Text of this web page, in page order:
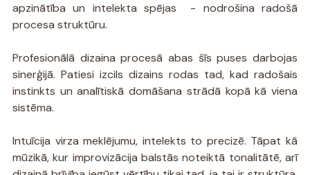
apzinātība un intelekta spējas  - nodrošina radošā
procesa struktūru.
Profesionālā dizaina procesā abas šīs puses darbojas
sinerģijā. Patiesi izcils dizains rodas tad, kad radošais
instinkts un analītiskā domāšana strādā kopā kā viena
sistēma.
Intuīcija virza meklējumu, intelekts to precizē. Tāpat kā
mūzikā, kur improvizācija balstās noteiktā tonalitātē, arī